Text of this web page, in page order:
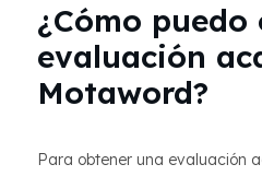
¿Cómo
evaluación
Motaword?
Para obtener una evaluación